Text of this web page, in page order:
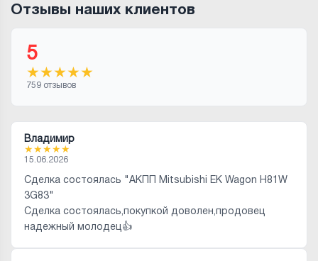
Отзывы наших клиентов
5
★★★★★
759 отзывов
Владимир
★★★★★
15.06.2026
Сделка состоялась "АКПП Mitsubishi EK Wagon H81W
3G83"
Сделка состоялась,покупкой доволен,продовец
надежный молодец👍